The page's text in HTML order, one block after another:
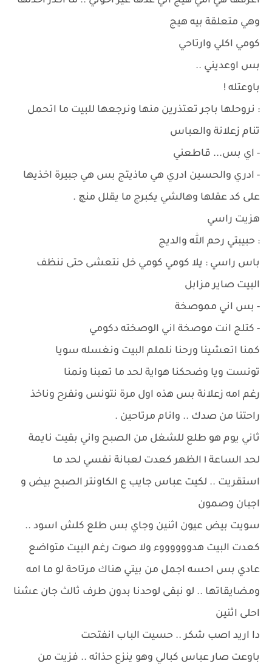
وهي متعلقة بيه هيج
كومي اكلي وارتاحي
بس اوعديني ..
باوعتله !
: نروحلها باجر تعتذرين منها ونرجعها للبيت ما اتحمل
تنام زعلانة والعباس
- اي بس... قاطعني
- ادري والحسين ادري هي ماذيتج بس هي جبيرة اخذيها
على كد عقلها وهالشي يكبرج ما يقلل منچ .
هزيت راسي
: حبيبتي رحم الله والديج
باس راسي : يلا كومي كومي خل نتعشى حتى ننظف
البيت صاير مزابل
- بس اني مموصخة
- كتلج انت موصخة اني الوصخته دكومي
كمنا اتعشينا ورحنا نلملم البيت ونغسله سويا
تونست ويا وضحكنا هواية لحد ما تعبنا ونمنا
رغم امه زعلانة بس هذه اول مرة نتونس ونفرح وناخذ
راحتنا من صدك .. وانام مرتاحين .
ثاني يوم هو طلع للشغل من الصبح واني بقيت نايمة
لحد الساعة ١ الظهر كعدت لعبانة نفسي لحد ما
استقريت .. لكيت عباس جايب ع الكاونتر الصبح بيض و
اجبان وصمون
سويت بيض عيون اثنين وجاي بس طلع كلش اسود ..
كعدت البيت هدووووووء ولا صوت رغم البيت متواضع
عادي بس احسه اجمل من بيتي هناك مرتاحة لو ما امه
ومضايقاتها .. لو نبقى لوحدنا بدون طرف ثالث جان عشنا
احلى اثنين
دا اريد اصب شكر .. حسيت الباب انفتحت
باوعت صار عباس كبالي وهو ينزع حذائه .. فزيت من